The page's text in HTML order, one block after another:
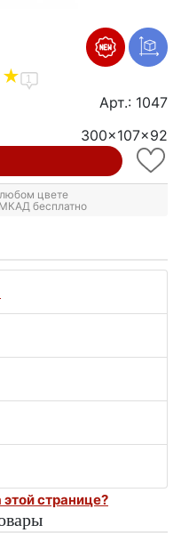
1
Арт.: 1047
300x107x92
цвете
бесплатно
странице?